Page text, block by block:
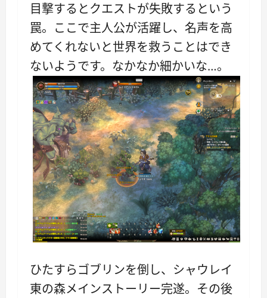
目撃するとクエストが失敗するという
罠。ここで主人公が活躍し、名声を高
めてくれないと世界を救うことはでき
ないようです。なかなか細かいな…。
ひたすらゴブリンを倒し、シャウレイ
東の森メインストーリー完遂。その後